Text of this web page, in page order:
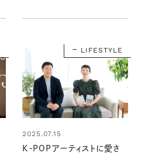
LIFESTYLE
2025.07.15
K-POPアーティストに愛さ